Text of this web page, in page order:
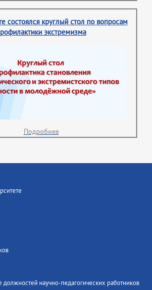
состоялся круглый стол по вопросам
экстремизма
Подробнее
научно-педагогических работников